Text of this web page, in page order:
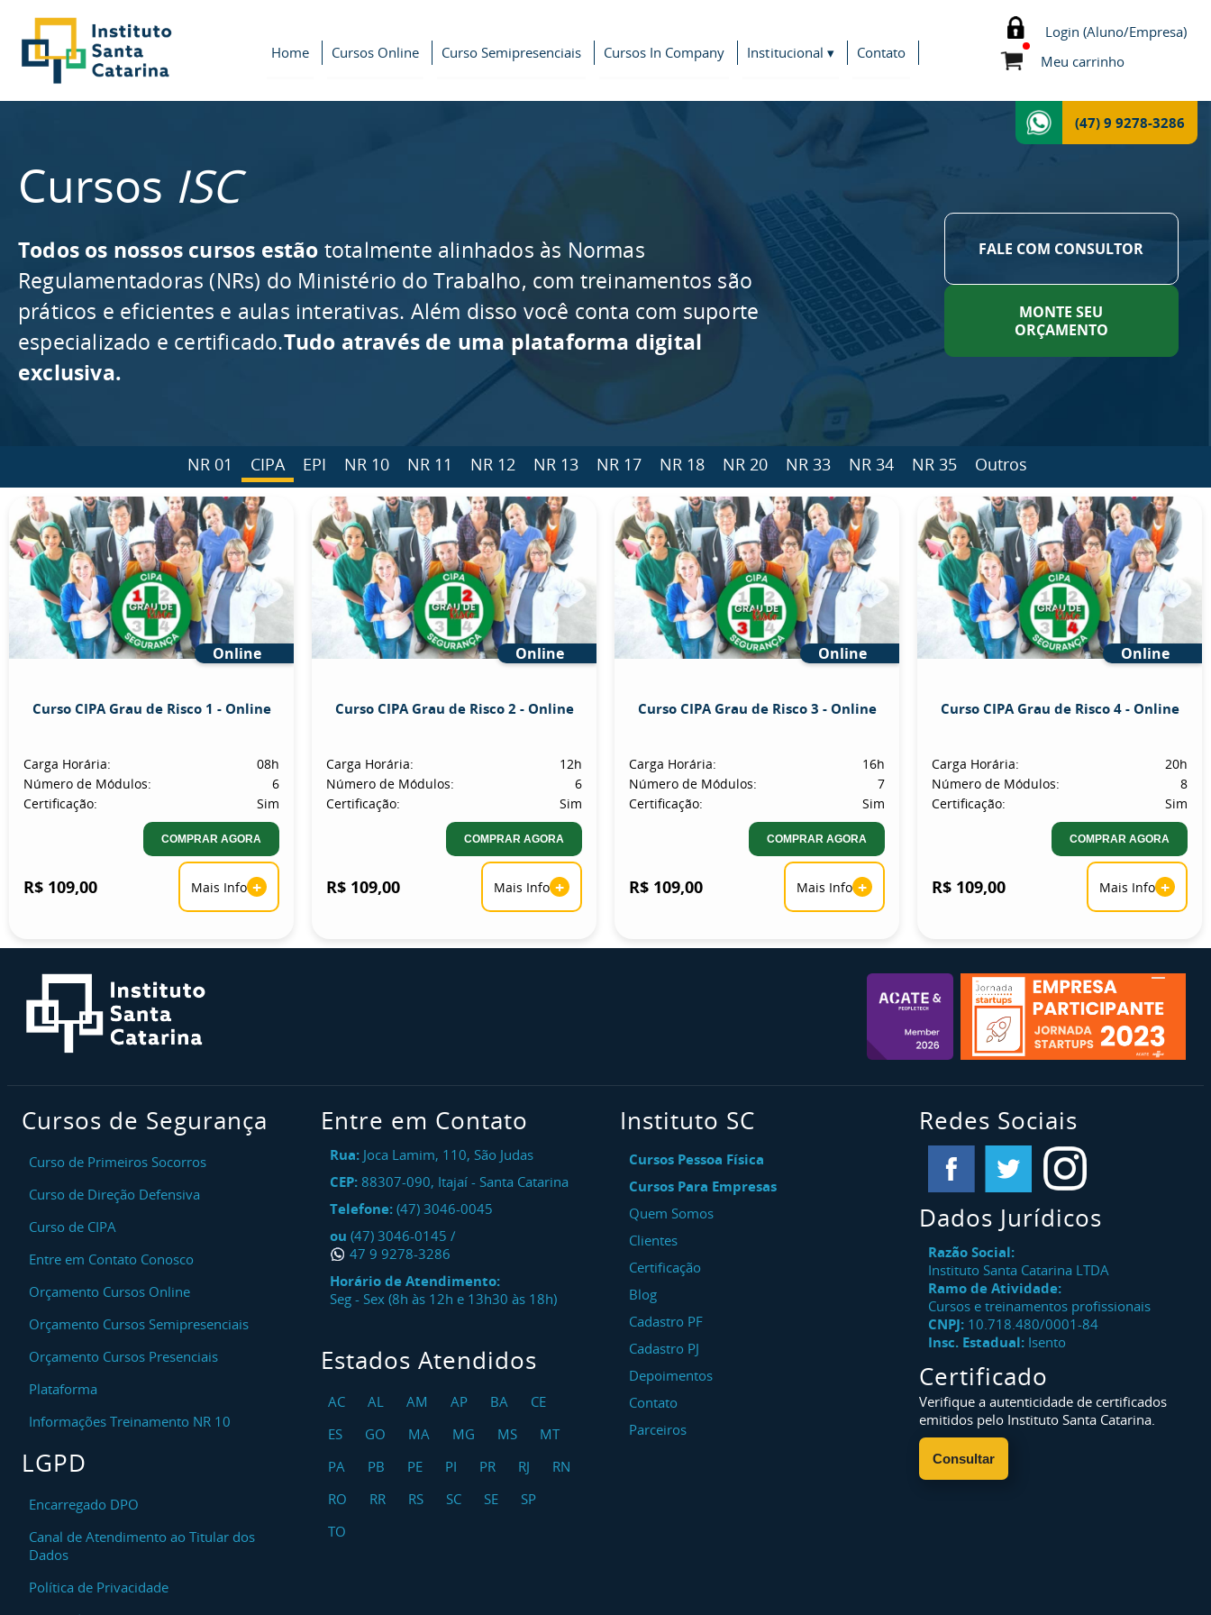
Home Cursos Online Curso Semipresenciais Cursos In Company Institucional ▾ Contato
Login (Aluno/Empresa)
Meu carrinho
(47) 9 9278-3286
Cursos ISC
Todos os nossos cursos estão totalmente alinhados às Normas
Regulamentadoras (NRs) do Ministério do Trabalho, com treinamentos são
práticos e eficientes e aulas interativas. Além disso você conta com suporte
especializado e certificado.Tudo através de uma plataforma digital
exclusiva.
FALE COM CONSULTOR
MONTE SEU
ORÇAMENTO
NR 01 CIPA EPI NR 10 NR 11 NR 12 NR 13 NR 17 NR 18 NR 20 NR 33 NR 34 NR 35 Outros
Online
Curso CIPA Grau de Risco 1 - Online
Carga Horária:
08h
Número de Módulos:
6
Certificação:
Sim
COMPRAR AGORA
R$ 109,00 Mais Info +
Online
Curso CIPA Grau de Risco 2 - Online
Carga Horária:
12h
Número de Módulos:
6
Certificação:
Sim
COMPRAR AGORA
R$ 109,00 Mais Info +
Online
Curso CIPA Grau de Risco 3 - Online
Carga Horária:
16h
Número de Módulos:
7
Certificação:
Sim
COMPRAR AGORA
R$ 109,00 Mais Info +
Online
Curso CIPA Grau de Risco 4 - Online
Carga Horária:
20h
Número de Módulos:
8
Certificação:
Sim
COMPRAR AGORA
R$ 109,00 Mais Info +
Cursos de Segurança
Curso de Primeiros Socorros
Curso de Direção Defensiva
Curso de CIPA
Entre em Contato Conosco
Orçamento Cursos Online
Orçamento Cursos Semipresenciais
Orçamento Cursos Presenciais
Plataforma
Informações Treinamento NR 10
LGPD
Encarregado DPO
Canal de Atendimento ao Titular dos
Dados
Política de Privacidade
Entre em Contato
Rua: Joca Lamim, 110, São Judas
CEP: 88307-090, Itajaí - Santa Catarina
Telefone: (47) 3046-0045
ou (47) 3046-0145 /
47 9 9278-3286
Horário de Atendimento:
Seg - Sex (8h às 12h e 13h30 às 18h)
Estados Atendidos
AC AL AM AP BA
CE
ES
GO MA MG MS
MT
PA
PB PE PI PR RJ
RN
RO
RR RS SC SE
SP
TO
Instituto SC
Cursos Pessoa Física
Cursos Para Empresas
Quem Somos
Clientes
Certificação
Blog
Cadastro PF
Cadastro PJ
Depoimentos
Contato
Parceiros
Redes Sociais
Dados Jurídicos
Razão Social:
Instituto Santa Catarina LTDA
Ramo de Atividade:
Cursos e treinamentos profissionais
CNPJ: 10.718.480/0001-84
Insc. Estadual: Isento
Certificado
Verifique a autenticidade de certificados
emitidos pelo Instituto Santa Catarina.
Consultar